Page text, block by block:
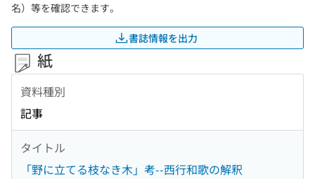
名）等を確認できます。
書誌情報を出力
紙
資料種別
記事
タイトル
「野に立てる枝なき木」考--西行和歌の解釈